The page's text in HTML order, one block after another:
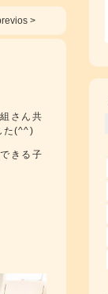
>
さん共
た(^^)
きる子